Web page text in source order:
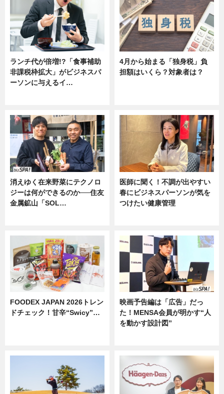
ランチ代が倍増!?「食事補助
非課税枠拡大」がビジネスパ
ーソンに与えるイ…
4月から始まる「独身税」負
担額はいくら？対象者は？
消えゆく在来野菜にテクノロ
ジーは何ができるのか──住友
金属鉱山「SOL…
医師に聞く！不調が出やすい
春にビジネスパーソンが気を
つけたい健康管理
FOODEX JAPAN 2026トレン
ドチェック！甘辛“Swicy”…
映画予告編は「広告」だっ
た！MENSA会員が明かす“人
を動かす設計図”